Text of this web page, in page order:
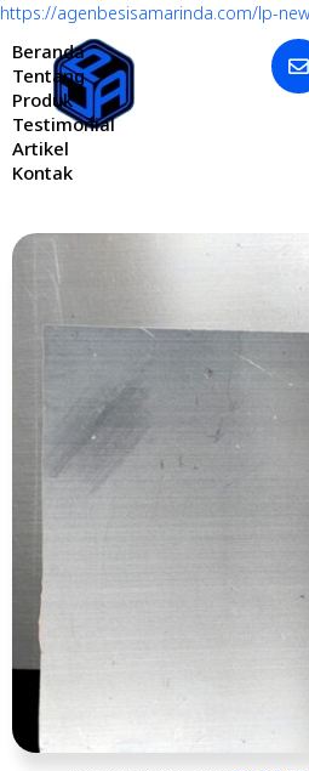
https://agenbesisamarinda.com/lp-
Beranda
Tentang
Produk
Testimonial
Artikel
Kontak